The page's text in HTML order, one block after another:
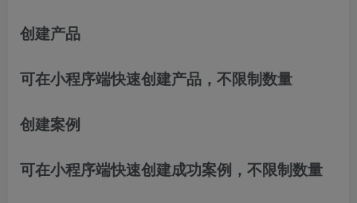
创建产品
可在小程序端快速创建产品，不限制数量
创建案例
可在小程序端快速创建成功案例，不限制数量